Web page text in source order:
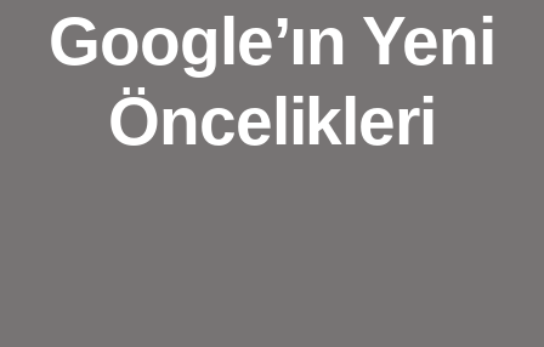
Google’ın Yeni
Öncelikleri